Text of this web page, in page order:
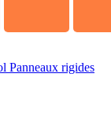
Panneaux rigides